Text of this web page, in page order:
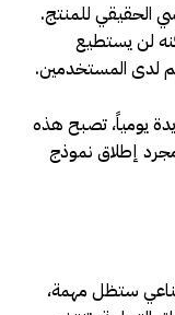
الحقيقي للمنتج.
لن يستطيع
لدى المستخدمين.
يومياً، تصبح هذه
مجرد إطلاق نموذج
ستظل مهمة،